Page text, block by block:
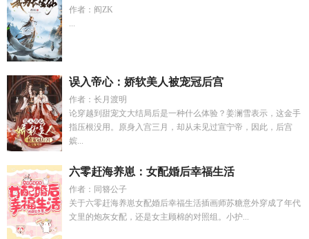
作者：阎ZK
...
误入帝心：娇软美人被宠冠后宫
作者：长月渡明
论穿越到甜宠文大结局后是一种什么体验？姜澜雪表示，这金手
指压根没用。原身入宫三月，却从未见过宣宁帝，因此，后宫
嫔...
六零赶海养崽：女配婚后幸福生活
作者：同簪公子
关于六零赶海养崽女配婚后幸福生活插画师苏糖意外穿成了年代
文里的炮灰女配，还是女主顾棉的对照组。小护...